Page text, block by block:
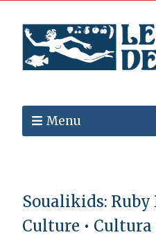
Menu
Soualikids: Ruby
Culture •